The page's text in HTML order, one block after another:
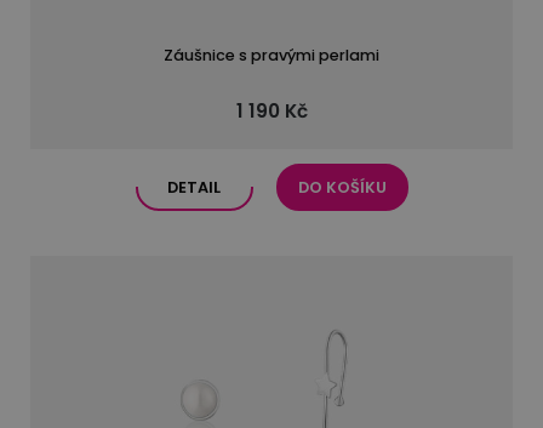
Záušnice s pravými perlami
1 190 Kč
DETAIL DO KOŠÍKU